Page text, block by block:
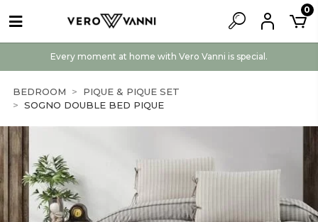
Every moment at home with Vero Vanni is special.
0
BEDROOM
PIQUE & PIQUE SET
SOGNO DOUBLE BED PIQUE